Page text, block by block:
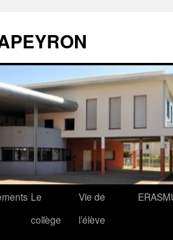
Le
collège
Vie de
l’élève